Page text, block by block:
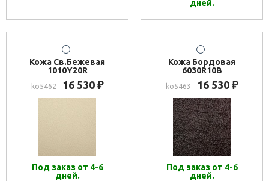
дней.
Кожа Св.Бежевая
1010Y20R
ko5462 16 530 ₽
Под заказ от 4-6
дней.
Кожа Бордовая
6030R10B
ko5463 16 530 ₽
Под заказ от 4-6
дней.